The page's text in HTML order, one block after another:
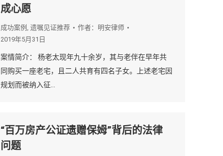
成心愿
成功案例 , 遗嘱见证推荐 作者： 明安律师
2019年5月31日
案情简介： 杨老太现年九十余岁，其与老伴在早年共
同购买一座老宅，且二人共育有四名子女。上述老宅因
规划而被纳入征…
“百万房产公证遗赠保姆”背后的法律
问题